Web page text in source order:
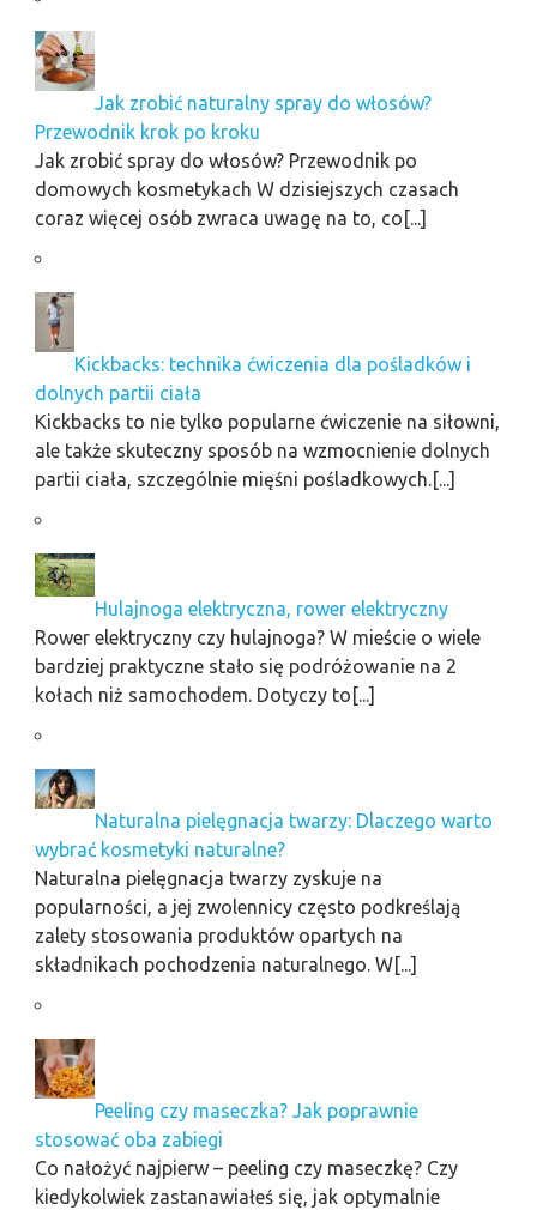
Jak zrobić naturalny spray do włosów?
Przewodnik krok po kroku
Jak zrobić spray do włosów? Przewodnik po
domowych kosmetykach W dzisiejszych czasach
coraz więcej osób zwraca uwagę na to, co[...]
Kickbacks: technika ćwiczenia dla pośladków i
dolnych partii ciała
Kickbacks to nie tylko popularne ćwiczenie na siłowni,
ale także skuteczny sposób na wzmocnienie dolnych
partii ciała, szczególnie mięśni pośladkowych.[...]
Hulajnoga elektryczna, rower elektryczny
Rower elektryczny czy hulajnoga? W mieście o wiele
bardziej praktyczne stało się podróżowanie na 2
kołach niż samochodem. Dotyczy to[...]
Naturalna pielęgnacja twarzy: Dlaczego warto
wybrać kosmetyki naturalne?
Naturalna pielęgnacja twarzy zyskuje na
popularności, a jej zwolennicy często podkreślają
zalety stosowania produktów opartych na
składnikach pochodzenia naturalnego. W[...]
Peeling czy maseczka? Jak poprawnie
stosować oba zabiegi
Co nałożyć najpierw – peeling czy maseczkę? Czy
kiedykolwiek zastanawiałeś się, jak optymalnie